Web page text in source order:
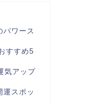
パワース
すすめ5
気アップ
運スポッ